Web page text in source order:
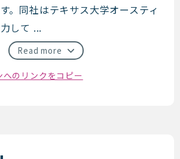
。同社はテキサス大学オースティ
して ...
Read more
へのリンクをコピー